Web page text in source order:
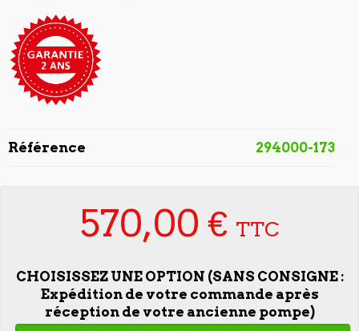
Référence 294000-173
570,00 € TTC
CHOISISSEZ UNE OPTION (SANS CONSIGNE :
Expédition de votre commande après
réception de votre ancienne pompe)